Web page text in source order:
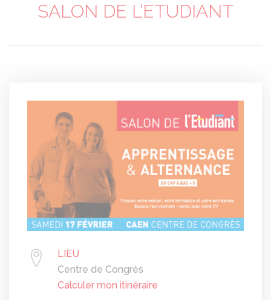
SALON DE L’ETUDIANT
LIEU
Centre de Congrès
Calculer mon itinéraire